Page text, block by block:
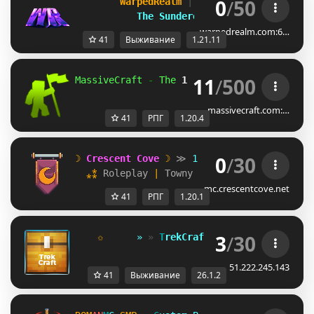
The Sundered Isles release!
0/50
warpedrealm.com:6…
41 Выживание 1.21.11
MassiveCraft - The 1.20.4 Factions RPG
11/500
massivecraft.com:…
41 РПГ 1.20.4
☽ Crescent Cove ☽ ≫ 1.20.1
⁎⁑ Roleplay Towny MCMMO ⁑⁎
0/30
mc.crescentcove.net
41 РПГ 1.20.1
✩ » » TrekCraf « « »
3/30
51.222.245.143
41 Выживание 26.1.2